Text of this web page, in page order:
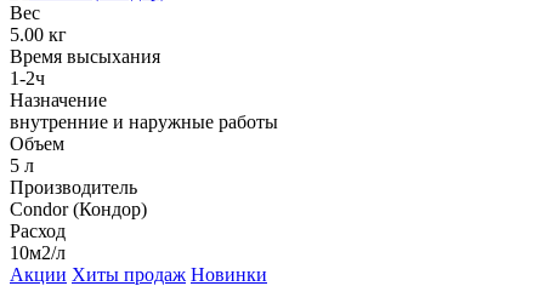
Вес
5.00 кг
Время высыхания
1-2ч
Назначение
внутренние и наружные работы
Объем
5 л
Производитель
Condor (Кондор)
Расход
10м2/л
Акции Хиты продаж Новинки